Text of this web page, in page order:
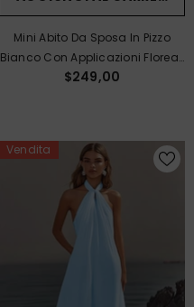
Mini Abito Da Sposa In Pizzo
Bianco Con Applicazioni Floreali
E Spalline Sottili
$249,00
Vendita